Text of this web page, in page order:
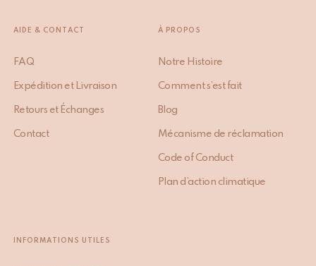
AIDE & CONTACT
FAQ
Expédition et Livraison
Retours et Échanges
Contact
À PROPOS
Notre Histoire
Comment s’est fait
Blog
Mécanisme de réclamation
Code of Conduct
Plan d’action climatique
INFORMATIONS UTILES